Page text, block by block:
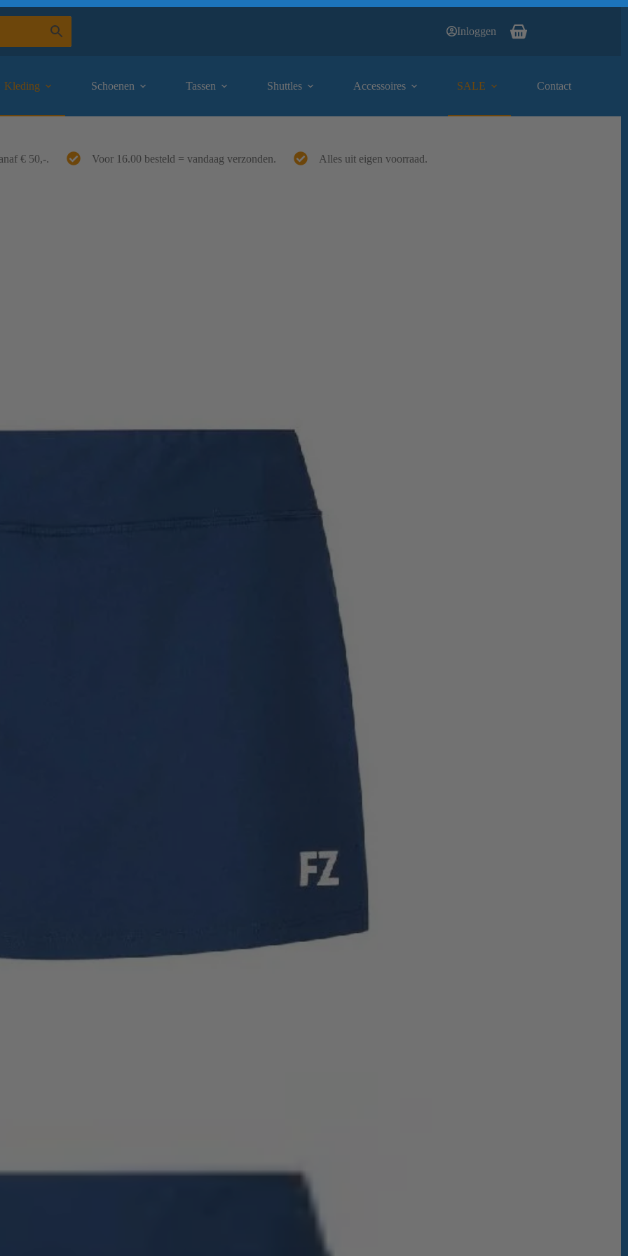
Inloggen Winkelwagen
Kleding Schoenen Tassen Shuttles Accessoires SALE Contact
€ 50,-. Voor 16.00 besteld = vandaag verzonden. Alles uit eigen voorraad.